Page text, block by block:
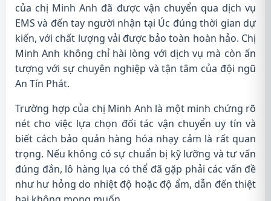
của chị Minh Anh đã được vận chuyển qua dịch vụ
EMS và đến tay người nhận tại Úc đúng thời gian dự
kiến, với chất lượng vải được bảo toàn hoàn hảo. Chị
Minh Anh không chỉ hài lòng với dịch vụ mà còn ấn
tượng với sự chuyên nghiệp và tận tâm của đội ngũ
An Tín Phát.
Trường hợp của chị Minh Anh là một minh chứng rõ
nét cho việc lựa chọn đối tác vận chuyển uy tín và
biết cách bảo quản hàng hóa nhạy cảm là rất quan
trọng. Nếu không có sự chuẩn bị kỹ lưỡng và tư vấn
đúng đắn, lô hàng lụa có thể đã gặp phải các vấn đề
như hư hỏng do nhiệt độ hoặc độ ẩm, dẫn đến thiệt